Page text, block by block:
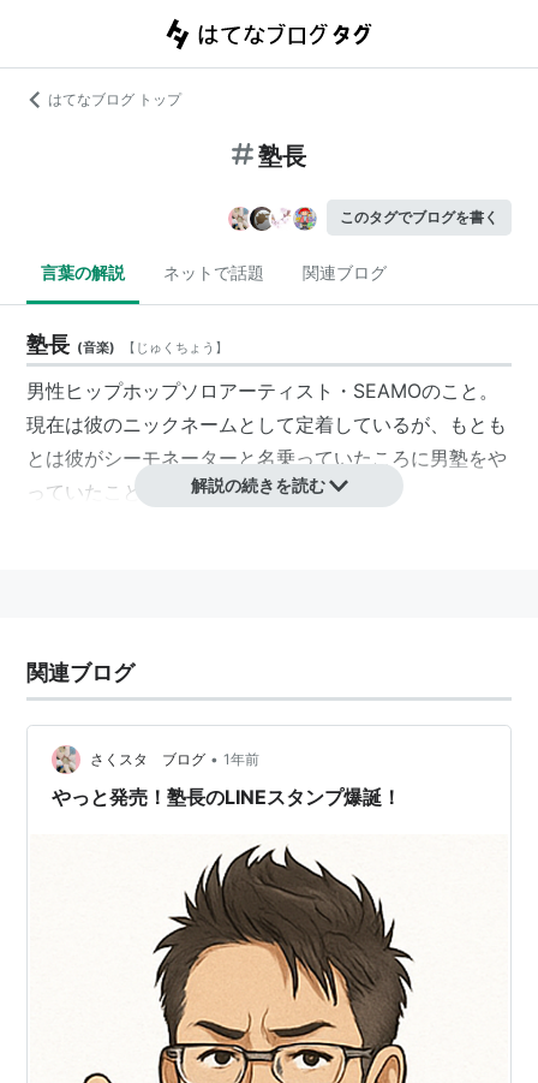
はてなブログ トップ
塾長
このタグでブログを書く
言葉の解説 ネットで話題 関連ブログ
塾長 (音楽) 【 じゅくちょう 】
男性ヒップホップソロアーティスト・SEAMOのこと。
現在は彼のニックネームとして定着しているが、もとも
とは彼がシーモネーターと名乗っていたころに男塾をや
っていたことに由来する。
尊敬の念を込めて呼ばれる。
漫画の影響でコミカルな意図を込めて用いられること
も。
解説の続きを読む
関連ブログ
さくスタ ブログ • 1年前
やっと発売！塾長のLINEスタンプ爆誕！